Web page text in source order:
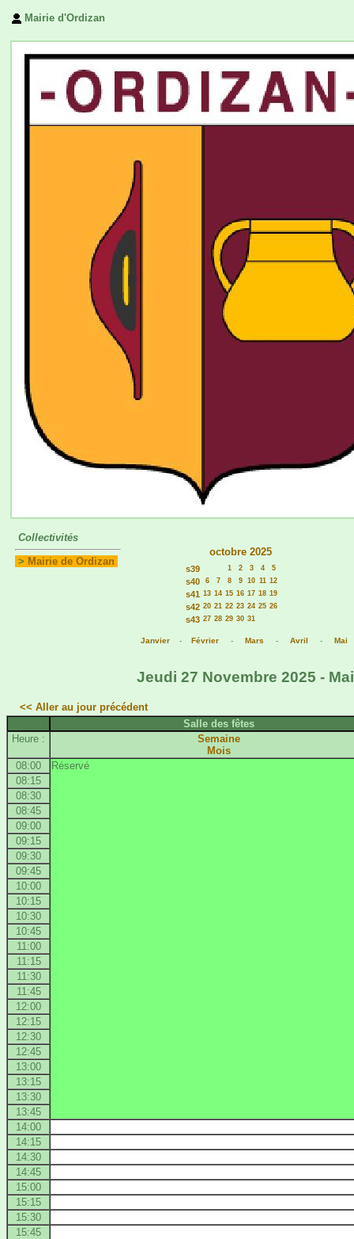
Mairie d'Ordizan
Collectivités
> Mairie de Ordizan
octobre 2025
s39 1 2 3 4 5
s40 6 7 8 9 10 11 12
s41 13 14 15 16 17 18 19
s42 20 21 22 23 24 25 26
s43 27 28 29 30 31
Janvier - Février - Mars - Avril - Mai
Jeudi 27 Novembre 2025 -
<< Aller au jour précédent
Salle des fêtes
Heure :
Semaine
Mois
08:00
Réservé
08:15
08:30
08:45
09:00
09:15
09:30
09:45
10:00
10:15
10:30
10:45
11:00
11:15
11:30
11:45
12:00
12:15
12:30
12:45
13:00
13:15
13:30
13:45
14:00
14:15
14:30
14:45
15:00
15:15
15:30
15:45